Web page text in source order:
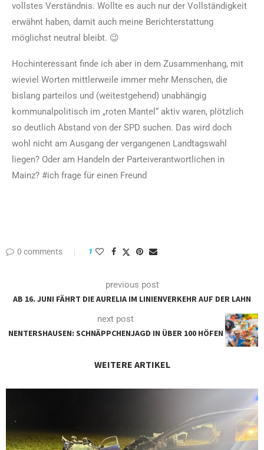
vollstes Verständnis. Wollte es auch nur der Vollständigkeit
erwähnt haben, damit auch meine Berichterstattung
möglichst neutral bleibt. 😉
Hochinteressant finde ich aber in dem Zusammenhang, mit
wieviel Worten mittlerweile immer mehr Menschen, die
bislang parteilos und (weitestgehend) unabhängig
kommunalpolitisch im „roten Mantel“ aktiv waren, plötzlich
so deutlich Abstand von der SPD suchen. Das wird doch
wohl nicht am Ausgang der vergangenen Landtagswahl
liegen? Oder am Handeln der Parteiverantwortlichen in
Mainz? #ich frage für einen Freund
0 comments 1
previous post
AB 16. JUNI FÄHRT DIE AURELIA IM LINIENVERKEHR AUF DER LAHN
next post
NENTERSHAUSEN: SCHNÄPPCHENJAGD IN ÜBER 100 HÖFEN
WEITERE ARTIKEL